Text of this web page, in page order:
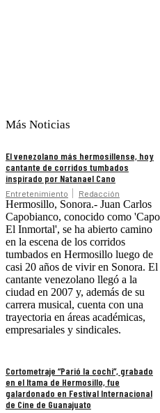
Más Noticias
El venezolano más hermosillense, hoy
cantante de corridos tumbados
inspirado por Natanael Cano
Entretenimiento Redacción
Hermosillo, Sonora.- Juan Carlos
Capobianco, conocido como 'Capo
El Inmortal', se ha abierto camino
en la escena de los corridos
tumbados en Hermosillo luego de
casi 20 años de vivir en Sonora. El
cantante venezolano llegó a la
ciudad en 2007 y, además de su
carrera musical, cuenta con una
trayectoria en áreas académicas,
empresariales y sindicales.
Cortometraje “Parió la cochi”, grabado
en el Itama de Hermosillo, fue
galardonado en Festival Internacional
de Cine de Guanajuato